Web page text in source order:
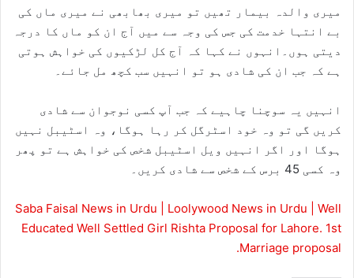
میری والدہ بیمار تھیں تو میری بھابھی نے میری ماں کی
بے انتہا خدمت کی جس کی وجہ سے میں آج ان کو ماں کا درجہ
دیتی ہوں۔انہوں نے کہا کہ آج کل لڑکیوں کی خواہش ہوتی
ہے کہ جب ان کی شادی ہو تو انہیں سب کچھ مل جائے۔
انہیں یہ سوچنا چاہیے کہ جب آپ کسی نوجوان سے شادی
کریں گی تو وہ خود اسٹرگل کر رہا ہوگا، وہ اسٹیبل نہیں
ہوگا اور اگر انہیں ویل اسٹیبل شخص کی خواہش ہے تو پھر
وہ کسی 45 برس کے شخص سے شادی کریں۔
Saba Faisal News in Urdu | Loolywood News in Urdu
| Well
Educated Well Settled Girl Rishta Proposal for Lahore. 1st
Marriage proposal.